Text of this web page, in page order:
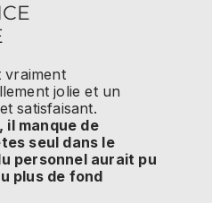
vraiment
jolie et un
satisfaisant.
il manque de
seul dans le
personnel aurait pu
plus de fond